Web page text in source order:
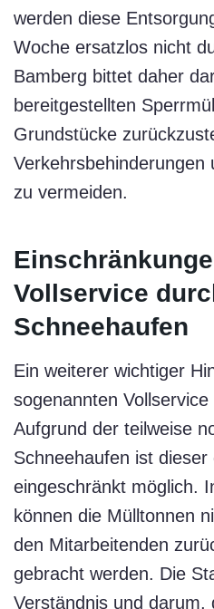
werden diese
Woche ersatzlos nicht
Bamberg bittet daher
bereitgestellten
Grundstücke
Verkehrsbehinderungen
zu vermeiden.
Vollservice
Schneehaufen
Ein weiterer wichtiger
sogenannten
Aufgrund der teilweise
Schneehaufen ist
eingeschränkt möglich.
können die Mülltonnen
den Mitarbeitenden
gebracht werden. Die
Verständnis und darum,